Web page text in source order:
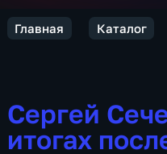
Главная Каталог
Сергей
итогах